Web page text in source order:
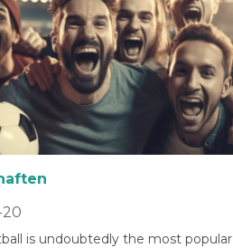
is undoubtedly the most popular